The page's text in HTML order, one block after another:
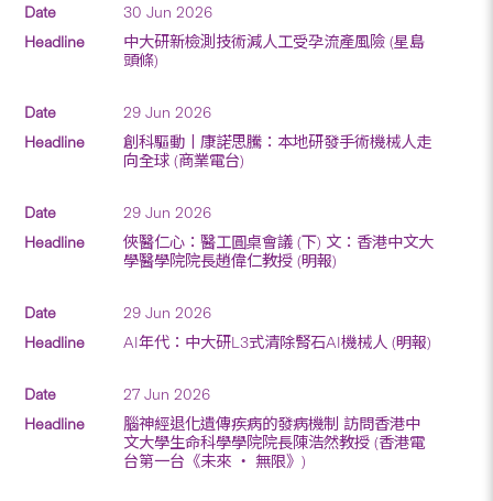
30 Jun 2026
中大研新檢測技術減人工受孕流產風險 (星島
頭條)
29 Jun 2026
創科驅動丨康諾思騰：本地研發手術機械人走
向全球 (商業電台)
29 Jun 2026
俠醫仁心：醫工圓桌會議 (下) 文：香港中文大
學醫學院院長趙偉仁教授 (明報)
29 Jun 2026
AI年代：中大研L3式清除腎石AI機械人 (明報)
27 Jun 2026
腦神經退化遺傳疾病的發病機制 訪問香港中
文大學生命科學學院院長陳浩然教授 (香港電
台第一台《未來 ‧ 無限》)